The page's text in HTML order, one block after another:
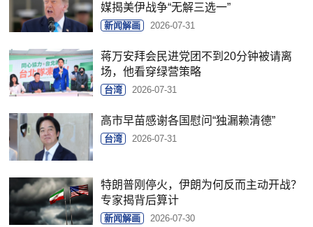
媒揭美伊战争“无解三选一”
新闻解画 2026-07-31
蒋万安拜会民进党团不到20分钟被请离
场，他看穿绿营策略
台湾 2026-07-31
高市早苗感谢各国慰问“独漏赖清德”
台湾 2026-07-31
特朗普刚停火，伊朗为何反而主动开战？
专家揭背后算计
新闻解画 2026-07-30